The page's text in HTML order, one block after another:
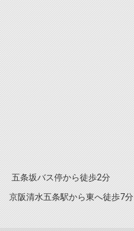
五条坂バス停から徒歩2分
京阪清水五条駅から東へ徒歩7分